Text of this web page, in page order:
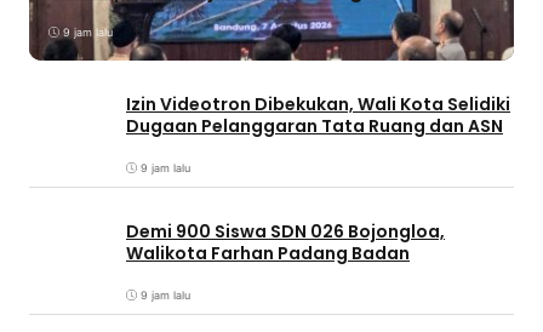
9 jam lalu
Izin Videotron Dibekukan, Wali Kota Selidiki
Dugaan Pelanggaran Tata Ruang dan ASN
9 jam lalu
Demi 900 Siswa SDN 026 Bojongloa,
Walikota Farhan Padang Badan
9 jam lalu